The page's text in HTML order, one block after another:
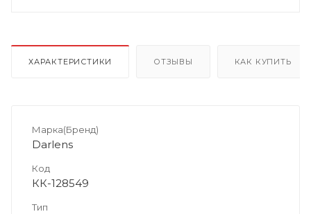
ХАРАКТЕРИСТИКИ ОТЗЫВЫ КАК КУПИТЬ
Марка(Бренд)
Darlens
Код
КК-128549
Тип